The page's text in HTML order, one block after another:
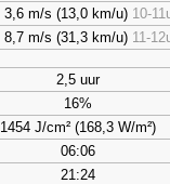
3,6 m/s (13,0 km/u) 10-
8,7 m/s (31,3 km/u) 11-
2,5 uur
16%
1454 J/cm² (168,3 W/m²)
06:06
21:24